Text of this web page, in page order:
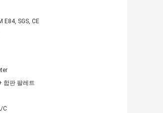
E84, SGS, CE
합판 팔레트
C